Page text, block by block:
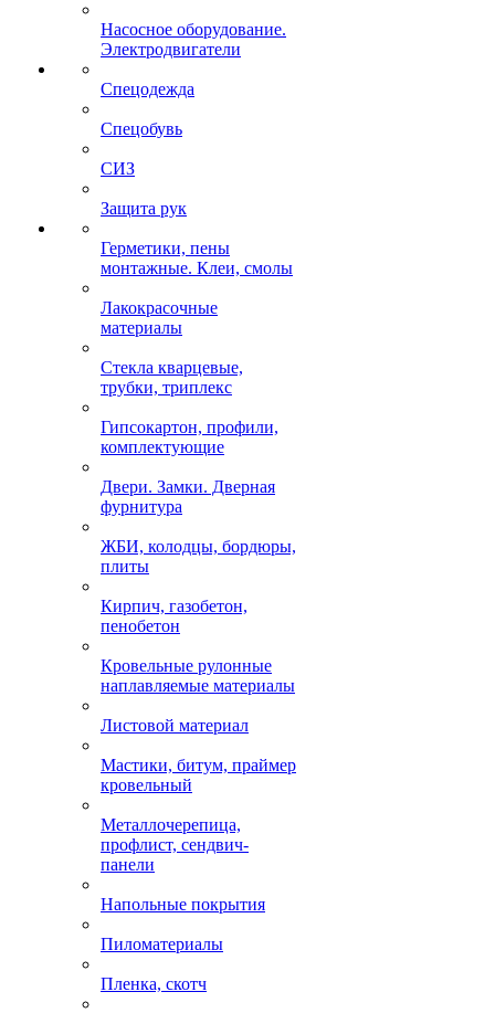
Насосное оборудование.
Электродвигатели
Спецодежда
Спецобувь
СИЗ
Защита рук
Герметики, пены
монтажные. Клеи, смолы
Лакокрасочные
материалы
Стекла кварцевые,
трубки, триплекс
Гипсокартон, профили,
комплектующие
Двери. Замки. Дверная
фурнитура
ЖБИ, колодцы, бордюры,
плиты
Кирпич, газобетон,
пенобетон
Кровельные рулонные
наплавляемые материалы
Листовой материал
Мастики, битум, праймер
кровельный
Металлочерепица,
профлист, сендвич-
панели
Напольные покрытия
Пиломатериалы
Пленка, скотч